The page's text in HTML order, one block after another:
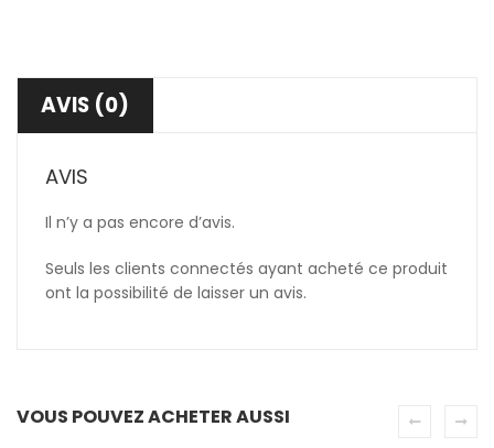
AVIS (0)
AVIS
Il n’y a pas encore d’avis.
Seuls les clients connectés ayant acheté ce produit
ont la possibilité de laisser un avis.
VOUS POUVEZ ACHETER AUSSI